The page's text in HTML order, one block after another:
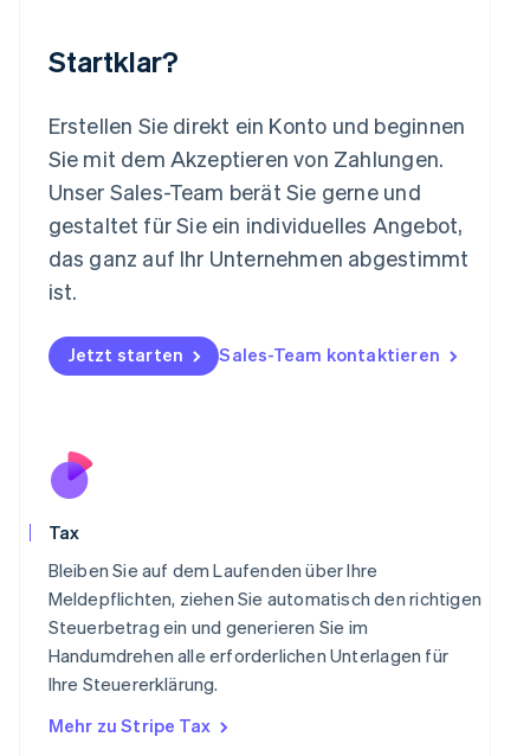
Startklar?
Erstellen Sie direkt ein Konto und beginnen
Sie mit dem Akzeptieren von Zahlungen.
Unser Sales-Team berät Sie gerne und
gestaltet für Sie ein individuelles Angebot,
das ganz auf Ihr Unternehmen abgestimmt
ist.
Jetzt starten Sales-Team kontaktieren
Tax
Bleiben Sie auf dem Laufenden über Ihre
Meldepflichten, ziehen Sie automatisch den richtigen
Steuerbetrag ein und generieren Sie im
Handumdrehen alle erforderlichen Unterlagen für
Ihre Steuererklärung.
Mehr zu Stripe Tax
Luxemburg
English简体中文
Malta
Mexiko
EspañolEnglish
Neuseeland
Norwegen
English
English
Portugal
English
Schweden
SvenskaEnglish
Schweiz
DeutschFrançais ItalianoEnglish
Singapur
Slowakei